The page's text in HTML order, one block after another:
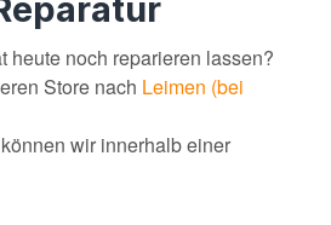
heute noch reparieren lassen?
Store nach Leimen (bei
wir innerhalb einer